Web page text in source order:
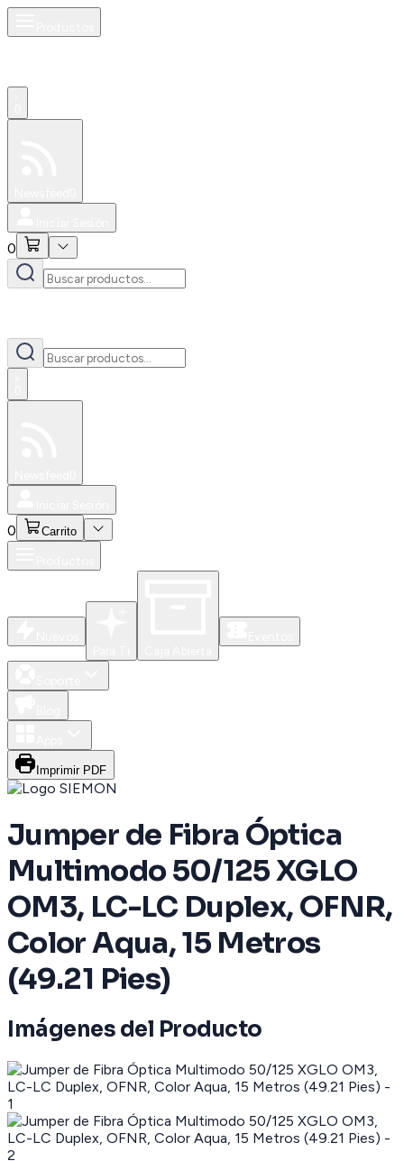
0
0 Carrito
Imprimir PDF
Jumper de Fibra Óptica
Multimodo 50/125 XGLO
OM3, LC-LC Duplex, OFNR,
Color Aqua, 15 Metros
(49.21 Pies)
Imágenes del Producto